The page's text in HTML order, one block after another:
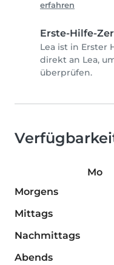
erfahren
Erste-Hilfe-
Lea ist in Erster
direkt an Lea,
überprüfen.
Mo
Morgens
Mittags
Nachmittags
Abends